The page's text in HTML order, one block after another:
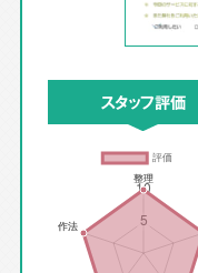
スタッフ評価